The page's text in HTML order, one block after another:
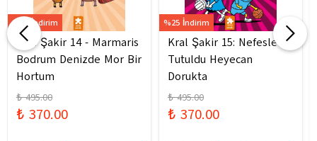
%25 İndirim
Kral Şakir 14 - Marmaris
Bodrum Denizde Mor Bir
Hortum
₺ 495.00
₺ 370.00
%25 İndirim
Kral Şakir 15: Nefesler
Tutuldu Heyecan
Dorukta
₺ 495.00
₺ 370.00